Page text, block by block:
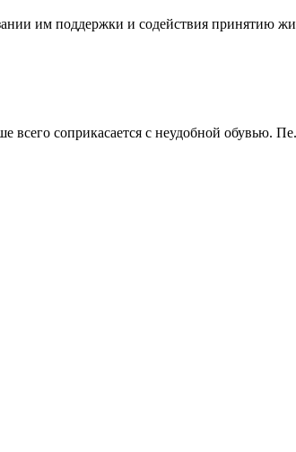
им поддержки и содействия принятию
всего соприкасается с неудобной обувью.